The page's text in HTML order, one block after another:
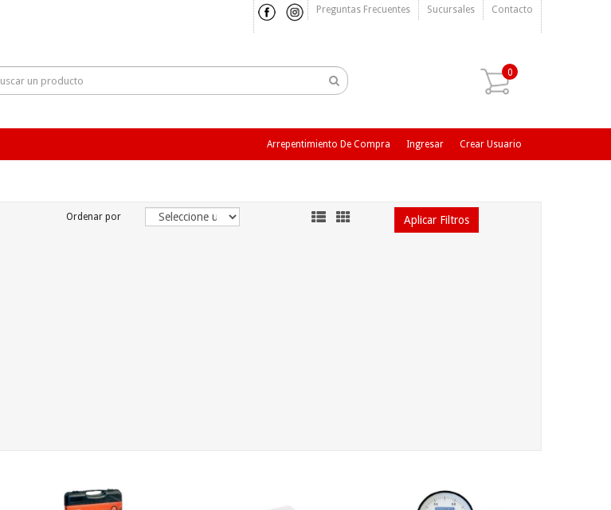
Preguntas Frecuentes Sucursales Contacto
0
Crear Usuario
Ingresar
Arrepentimiento De Compra
Ordenar por